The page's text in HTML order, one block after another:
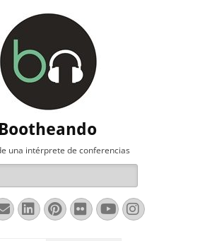
Bootheando
una intérprete de conferencias
LinkedIn
Pinterest
FlickrYouTube